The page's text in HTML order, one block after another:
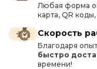
Любая форма
карта, QR
Скорость
Благодаря
быстро
времени!